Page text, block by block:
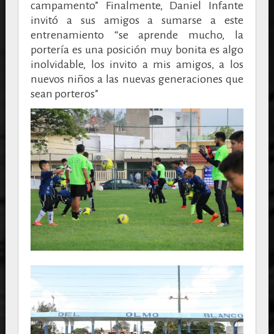
campamento” Finalmente, Daniel Infante
invitó a sus amigos a sumarse a este
entrenamiento “se aprende mucho, la
portería es una posición muy bonita es algo
inolvidable, los invito a mis amigos, a los
nuevos niños a las nuevas generaciones que
sean porteros”